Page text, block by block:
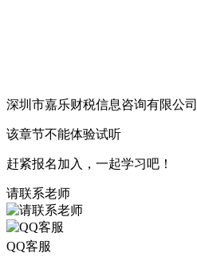
深圳市嘉乐财税信息咨询有限公司
该章节不能体验试听
赶紧报名加入，一起学习吧！
请联系老师
QQ客服